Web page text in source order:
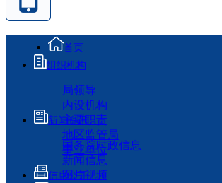
首页
组织机构
局领导
内设机构
主要职责
地区监管局
事业单位
新闻资讯
国务院时政信息
新闻信息
图片视频
信息公开